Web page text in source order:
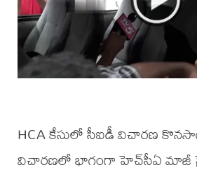
HCA కేసులో సీఐడీ విచారణ
విచారణలో భాగంగా హెచ్‌సీఏ మాజీ